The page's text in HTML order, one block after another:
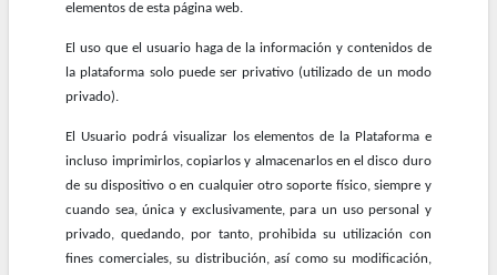
elementos de esta página web.
El uso que el usuario haga de la información y contenidos de
la plataforma solo puede ser privativo (utilizado de un modo
privado).
El Usuario podrá visualizar los elementos de la Plataforma e
incluso imprimirlos, copiarlos y almacenarlos en el disco duro
de su dispositivo o en cualquier otro soporte físico, siempre y
cuando sea, única y exclusivamente, para un uso personal y
privado, quedando, por tanto, prohibida su utilización con
fines comerciales, su distribución, así como su modificación,